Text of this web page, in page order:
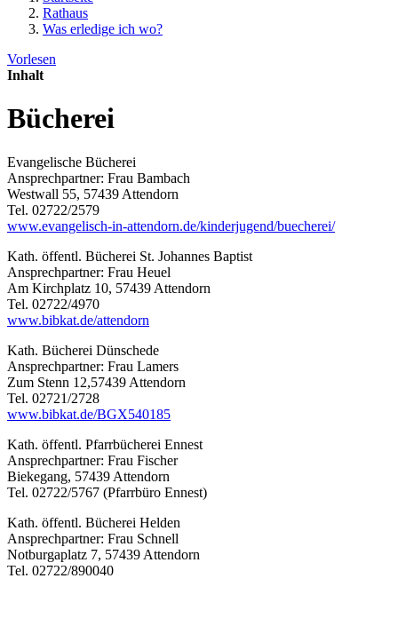
Rathaus
Was erledige ich wo?
Vorlesen
Inhalt
Bücherei
Evangelische Bücherei
Ansprechpartner: Frau Bambach
Westwall 55, 57439 Attendorn
Tel. 02722/2579
www.evangelisch-in-attendorn.de/kinderjugend/buecherei/
Kath. öffentl. Bücherei St. Johannes Baptist
Ansprechpartner: Frau Heuel
Am Kirchplatz 10, 57439 Attendorn
Tel. 02722/4970
www.bibkat.de/attendorn
Kath. Bücherei Dünschede
Ansprechpartner: Frau Lamers
Zum Stenn 12,57439 Attendorn
Tel. 02721/2728
www.bibkat.de/BGX540185
Kath. öffentl. Pfarrbücherei Ennest
Ansprechpartner: Frau Fischer
Biekegang, 57439 Attendorn
Tel. 02722/5767 (Pfarrbüro Ennest)
Kath. öffentl. Bücherei Helden
Ansprechpartner: Frau Schnell
Notburgaplatz 7, 57439 Attendorn
Tel. 02722/890040